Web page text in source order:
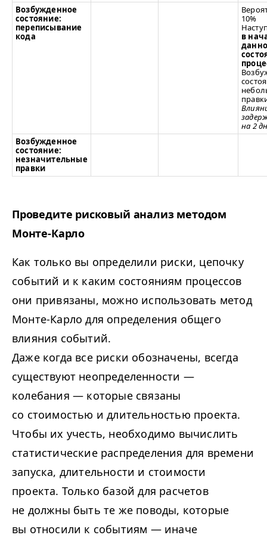
Возбужденное
состояние:
переписывание
кода
10%
в
на 2
Возбужденное
состояние:
незначительные
правки
Проведите рисковый анализ методом
Монте-Карло
Как только вы определили риски, цепочку
событий и к каким состояниям процессов
они привязаны, можно использовать метод
Монте-Карло для определения общего
влияния событий.
Даже когда все риски обозначены, всегда
существуют неопределенности —
колебания — которые связаны
со стоимостью и длительностью проекта.
Чтобы их учесть, необходимо вычислить
статистические распределения для времени
запуска, длительности и стоимости
проекта. Только базой для расчетов
не должны быть те же поводы, которые
вы относили к событиям — иначе